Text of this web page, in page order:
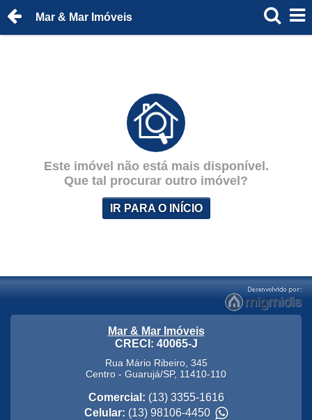
Mar & Mar Imóveis
Este imóvel não está mais disponível.
Que tal procurar outro imóvel?
IR PARA O INÍCIO
Mar & Mar Imóveis
CRECI: 40065-J
Rua Mário Ribeiro, 345
Centro - Guarujá/SP, 11410-110
Comercial: (13) 3355-1616
Celular: (13) 98106-4450